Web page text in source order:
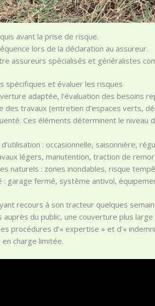
avant la prise de risque.
lors de la déclaration au assureur.
assureurs spécialisés et généralistes
spécifiques et évaluer les risques
adaptée, l’évaluation des besoins
des travaux (entretien d’espaces verts,
Ces éléments déterminent le niveau
: occasionnelle, saisonnière,
légers, manutention, traction de
naturels : zones inondables, risque
: garage fermé, système antivol,
recours à son tracteur quelques
du public, une couverture plus
procédures d’« expertise » et d’«
charge limitée.